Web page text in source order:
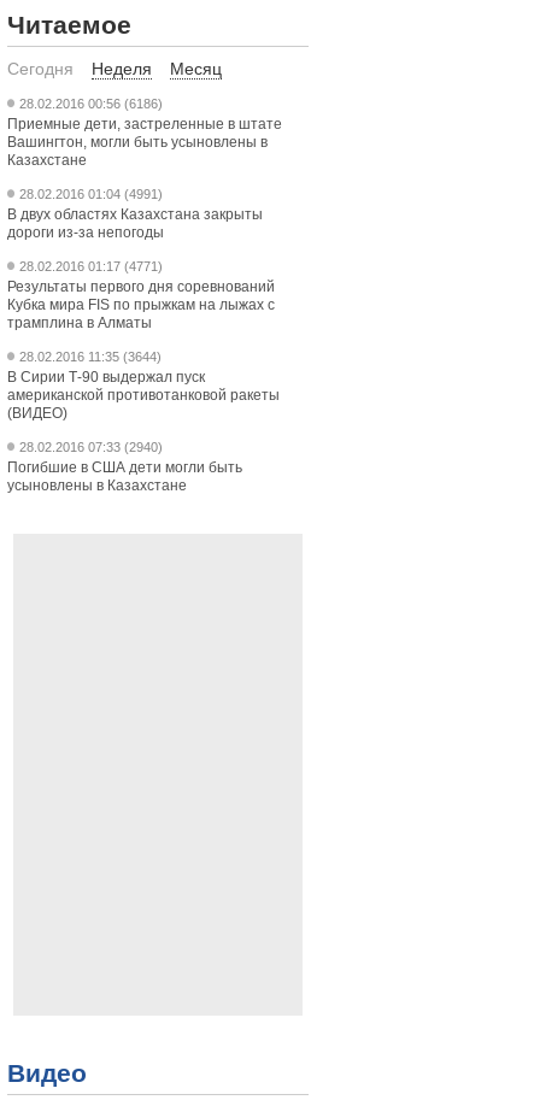
Читаемое
Сегодня Неделя Месяц
28.02.2016 00:56 (6186)
Приемные дети, застреленные в штате
Вашингтон, могли быть усыновлены в
Казахстане
28.02.2016 01:04 (4991)
В двух областях Казахстана закрыты
дороги из-за непогоды
28.02.2016 01:17 (4771)
Результаты первого дня соревнований
Кубка мира FIS по прыжкам на лыжах с
трамплина в Алматы
28.02.2016 11:35 (3644)
В Сирии Т-90 выдержал пуск
американской противотанковой ракеты
(ВИДЕО)
28.02.2016 07:33 (2940)
Погибшие в США дети могли быть
усыновлены в Казахстане
Видео